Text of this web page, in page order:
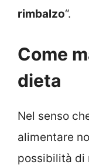
rimbalzo“.
Come
dieta
Nel senso
alimentare
possibilità di